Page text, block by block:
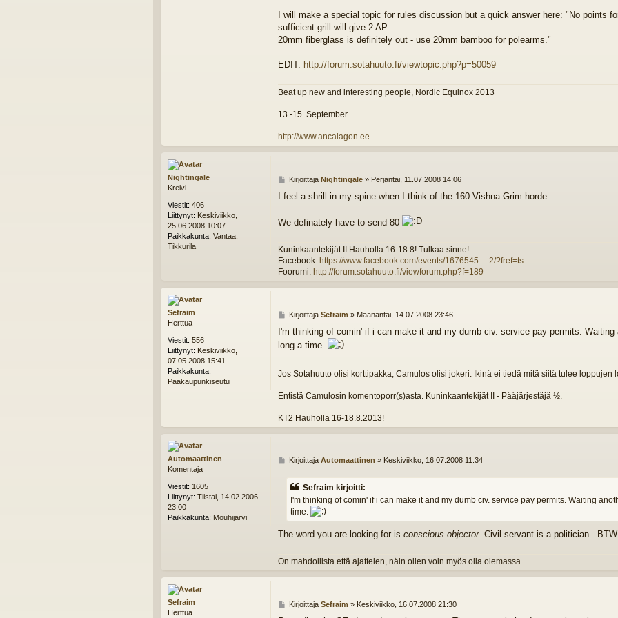
I will make a special topic for rules discussion but a quick answer here: "No points
sufficient grill will give 2 AP.
20mm fiberglass is definitely out - use 20mm bamboo for polearms."
EDIT: http://forum.sotahuuto.fi/viewtopic.php?p=50059
Beat up new and interesting people, Nordic Equinox 2013
13.-15. September
http://www.ancalagon.ee
Nightingale
Kreivi
Viestit: 406
Liittynyt: Keskiviikko,
25.06.2008 10:07
Paikkakunta: Vantaa,
Tikkurila
V
e
t
Kirjoittaja Nightingale» Perjantai, 11.07.2008 14:06
I feel a shrill in my spine when I think of the 160 Vishna Grim horde..
We definately have to send 80
Kuninkaantekijät II Hauholla 16-18.8! Tulkaa sinne!
Facebook: https://www.facebook.com/events/1676545 ... 2/?fref=ts
Foorumi: http://forum.sotahuuto.fi/viewforum.php?f=189
Sefraim
Herttua
Viestit: 556
Liittynyt: Keskiviikko,
07.05.2008 15:41
Paikkakunta:
Pääkaupunkiseutu
V
e
s
Kirjoittaja Sefraim » Maanantai, 14.07.2008 23:46
I'm thinking of comin' if i can make it and my dumb civ. service pay permits.
long a time.
Jos Sotahuuto olisi korttipakka, Camulos olisi jokeri. Ikinä ei tiedä mitä siitä tulee loppujen
Entistä Camulosin komentoporr(s)asta. Kuninkaantekijät II - Pääjärjestäjä ½.
KT2 Hauholla 16-18.8.2013!
Automaattinen
Komentaja
Viestit: 1605
Liittynyt: Tiistai, 14.02.2006
23:00
Paikkakunta: Mouhijärvi
V
e
Kirjoittaja Automaattinen » Keskiviikko, 16.07.2008 11:34
Sefraim kirjoitti:
I'm thinking of comin' if i can make it and my dumb civ. service pay permits. Waiting
time.
The word you are looking for is conscious objector. Civil servant is a politician..
On mahdollista että ajattelen, näin ollen voin myös olla olemassa.
Sefraim
Herttua
VKirjoittaja Sefraim » Keskiviikko, 16.07.2008 21:30